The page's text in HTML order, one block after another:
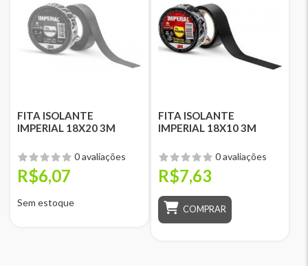
FITA ISOLANTE
IMPERIAL 18X20 3M
0 avaliações
R$6,07
Sem estoque
FITA ISOLANTE
IMPERIAL 18X10 3M
0 avaliações
R$7,63
COMPRAR